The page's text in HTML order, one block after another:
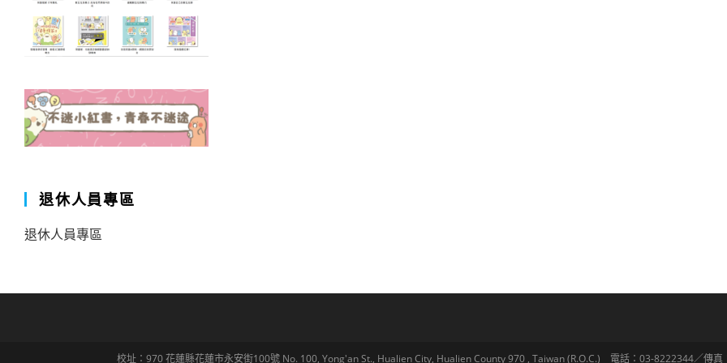
退休人員專區
退休人員專區
校址：970 花蓮縣花蓮市永安街100號 No. 100, Yong'an St., Hualien City, Hualien County 970 , Taiwan (R.O.C.) 電話：03-8222344／傳